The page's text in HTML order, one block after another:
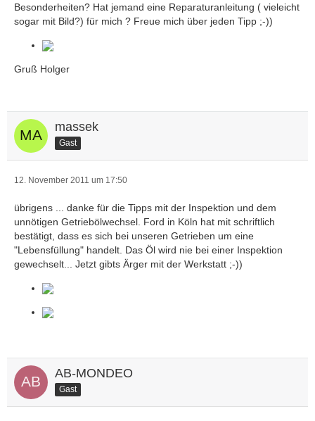
Besonderheiten? Hat jemand eine Reparaturanleitung ( vieleicht
sogar mit Bild?) für mich ? Freue mich über jeden Tipp ;-))
Gruß Holger
massek
Gast
12. November 2011 um 17:50
übrigens ... danke für die Tipps mit der Inspektion und dem
unnötigen Getriebölwechsel. Ford in Köln hat mit schriftlich
bestätigt, dass es sich bei unseren Getrieben um eine
"Lebensfüllung" handelt. Das Öl wird nie bei einer Inspektion
gewechselt... Jetzt gibts Ärger mit der Werkstatt ;-))
AB-MONDEO
Gast